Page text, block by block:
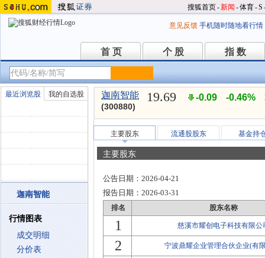
搜狐首页-新闻 -体育-S
意见反馈 手机随时随地看行情
首 页
首 页 个 股
个 股 指 数
指 数
最近浏览股 我的自选股
迦南智能
行情图表
成交明细
分价表
迦南智能
(300880)
19.69 -0.09 -0.46%
主要股东 流通股股东 基金持
主要股东
公告日期： 2026-04-21
报告日期： 2026-03-31
排名 股东名称
1 慈溪市耀创电子科技有限公
2 宁波鼎耀企业管理合伙企业(有